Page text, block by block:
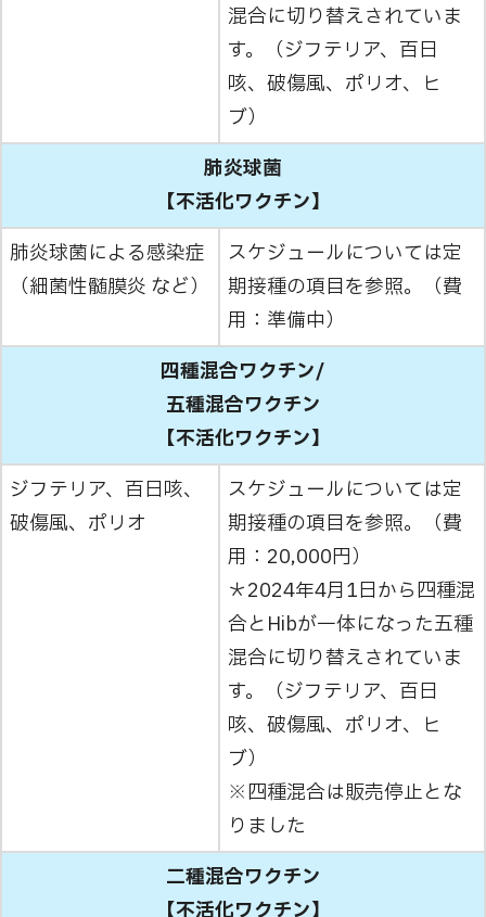
混合に切り替えされていま
す。（ジフテリア、百日
咳、破傷風、ポリオ、ヒ
ブ）
肺炎球菌
【不活化ワクチン】
肺炎球菌による感染症
（細菌性髄膜炎 など）
スケジュールについては定
期接種の項目を参照。（費
用：準備中）
四種混合ワクチン/
五種混合ワクチン
【不活化ワクチン】
ジフテリア、百日咳、
破傷風、ポリオ
スケジュールについては定
期接種の項目を参照。（費
用：20,000円）
＊2024年4月1日から四種混
合とHibが一体になった五種
混合に切り替えされていま
す。（ジフテリア、百日
咳、破傷風、ポリオ、ヒ
ブ）
※四種混合は販売停止とな
りました
二種混合ワクチン
【不活化ワクチン】